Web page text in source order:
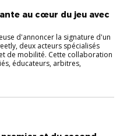
au cœur du jeu avec
d'annoncer la signature d'un
deux acteurs spécialisés
de mobilité. Cette collaboration
éducateurs, arbitres,